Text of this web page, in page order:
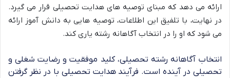
ارائه می دهد که مبنای توصیه های هدایت تحصیلی قرار می گیرد.
در نهایت، با تلفیق این اطلاعات، توصیه هایی به دانش آموز ارائه
می شود که او را در انتخاب آگاهانه رشته یاری کند.
انتخاب آگاهانه رشته تحصیلی، کلید موفقیت و رضایت شغلی و
تحصیلی در آینده است. فرآیند هدایت تحصیلی با در نظر گرفتن